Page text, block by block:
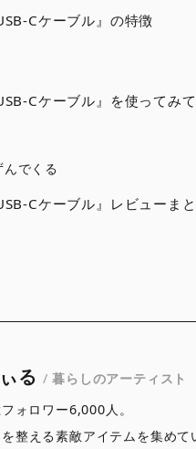
Cケーブル』の特徴
Cケーブル』を使ってみて
でくる
Cケーブル』レビューま
る /暮らしのアーティスト
ォロワー6,000人。
整える素敵アイテムを集めて